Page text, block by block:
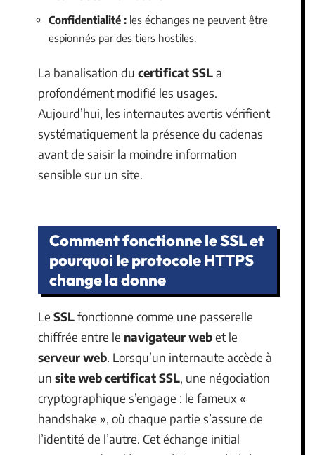
Confidentialité : les échanges ne peuvent être
espionnés par des tiers hostiles.
La banalisation du certificat SSLa
profondément modifié les usages.
Aujourd’hui, les internautes avertis vérifient
systématiquement la présence du cadenas
avant de saisir la moindre information
sensible sur un site.
Comment fonctionne le SSL et
pourquoi le protocole HTTPS
change la donne
Le SSLfonctionne comme une passerelle
chiffrée entre le navigateur webet le
serveur web. Lorsqu’un internaute accède à
un site web certificat SSL, une négociation
cryptographique s’engage : le fameux «
handshake », où chaque partie s’assure de
l’identité de l’autre. Cet échange initial